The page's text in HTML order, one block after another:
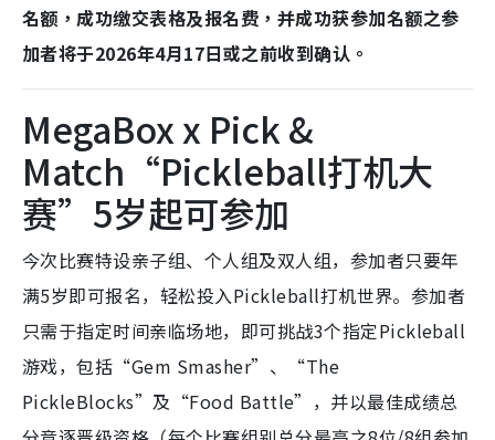
名额，成功缴交表格及报名费，并成功获参加名额之参
加者将于2026年4月17日或之前收到确认。
MegaBox x Pick &
Match“Pickleball打机大
赛”5岁起可参加
今次比赛特设亲子组、个人组及双人组，参加者只要年
满5岁即可报名，轻松投入Pickleball打机世界。参加者
只需于指定时间亲临场地，即可挑战3个指定Pickleball
游戏，包括“Gem Smasher”、“The
PickleBlocks”及“Food Battle”，并以最佳成绩总